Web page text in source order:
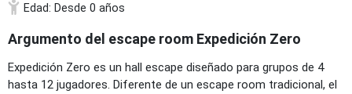
Edad: Desde 0 años
Argumento del escape room Expedición Zero
Expedición Zero es un hall escape diseñado para grupos de 4
hasta 12 jugadores. Diferente de un escape room tradicional, el